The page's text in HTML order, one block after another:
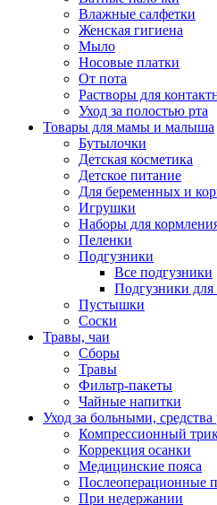
Влажные салфетки
Женская гигиена
Мыло
Носовые платки
От пота
Растворы для
Уход за полостью рта
Товары для мамы и малыша
Бутылочки
Детская косметика
Детское питание
Для беременных и
Игрушки
Наборы для
Пеленки
Подгузники
Все подгузники
Подгузники для
Пустышки
Соски
Травы, чаи
Сборы
Травы
Фильтр-пакеты
Чайные напитки
Уход за больными,
Компрессионный
Коррекция осанки
Медицинские пояса
Послеоперационные
При недержании